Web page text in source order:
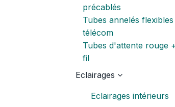
précablés
Tubes annelés flexibles
télécom
Tubes d'attente rouge
fil
Eclairages
Eclairages intérieurs